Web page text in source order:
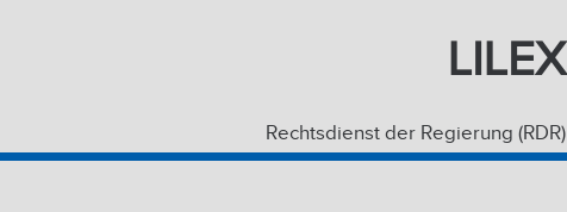
LILEX
Rechtsdienst der Regierung (RDR)